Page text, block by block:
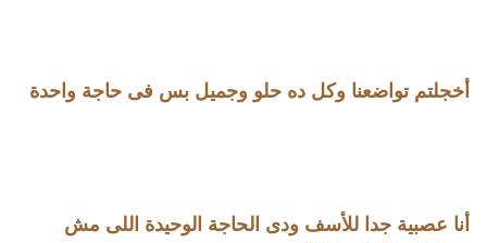
أخجلتم تواضعنا وكل ده حلو وجميل بس فى حاجة واحدة
أنا عصبية جدا للأسف ودى الحاجة الوحيدة اللى مش